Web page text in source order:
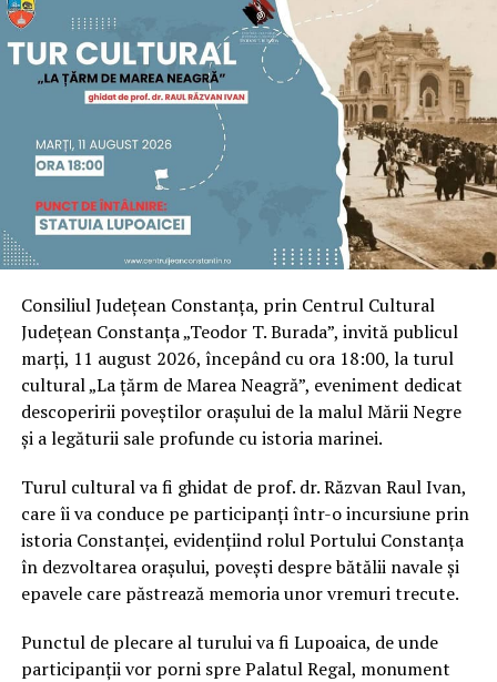
Consiliul Județean Constanța, prin Centrul Cultural
Județean Constanța „Teodor T. Burada”, invită publicul
marți, 11 august 2026, începând cu ora 18:00, la turul
cultural „La țărm de Marea Neagră”, eveniment dedicat
descoperirii poveștilor orașului de la malul Mării Negre
și a legăturii sale profunde cu istoria marinei.
Turul cultural va fi ghidat de prof. dr. Răzvan Raul Ivan,
care îi va conduce pe participanți într-o incursiune prin
istoria Constanței, evidențiind rolul Portului Constanța
în dezvoltarea orașului, povești despre bătălii navale și
epavele care păstrează memoria unor vremuri trecute.
Punctul de plecare al turului va fi Lupoaica, de unde
participanții vor porni spre Palatul Regal, monument